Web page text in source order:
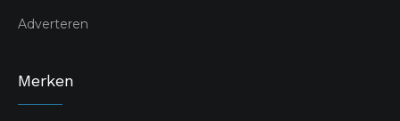
Adverteren
Merken